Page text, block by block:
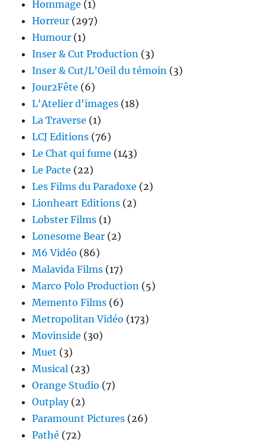
Hommage (1)
Horreur (297)
Humour (1)
Inser & Cut Production (3)
Inser & Cut/L’Oeil du témoin (3)
Jour2Fête (6)
L'Atelier d'images (18)
La Traverse (1)
LCJ Editions (76)
Le Chat qui fume (143)
Le Pacte (22)
Les Films du Paradoxe (2)
Lionheart Editions (2)
Lobster Films (1)
Lonesome Bear (2)
M6 Vidéo (86)
Malavida Films (17)
Marco Polo Production (5)
Memento Films (6)
Metropolitan Vidéo (173)
Movinside (30)
Muet (3)
Musical (23)
Orange Studio (7)
Outplay(2)
Paramount Pictures (26)
Pathé (72)